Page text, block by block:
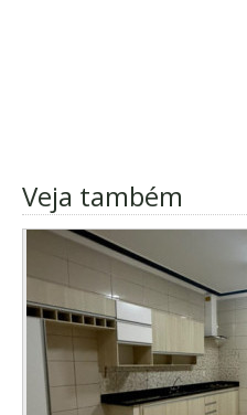
Veja também